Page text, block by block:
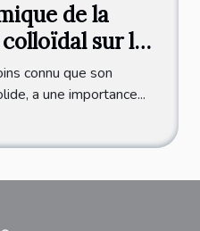
de la
sur le
connu que son
a une importance...